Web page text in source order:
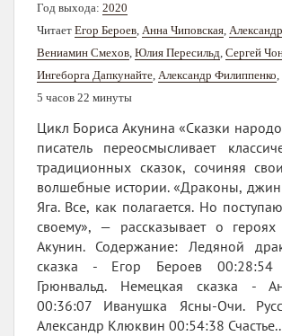
Год выхода: 2020
Читает Егор Бероев, Анна Чиповская,
Вениамин Смехов, Юлия Пересильд, Сергей
Ингеборга Дапкунайте, Александр Филиппенко,
5 часов 22 минуты
Цикл Бориса Акунина «Сказки
писатель переосмысливает
традиционных сказок, сочиняя
волшебные истории. «Драконы,
Яга. Все, как полагается. Но
своему», — рассказывает о героях
Акунин. Содержание: Ледяной
сказка - Егор Бероев
Грюнвальд. Немецкая сказка -
00:36:07 Иванушка Ясны-Очи.
Александр Клюквин 00:54:38